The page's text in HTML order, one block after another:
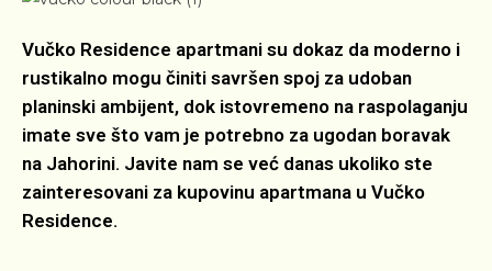
Vučko Residence apartmani su dokaz da moderno i
rustikalno mogu činiti savršen spoj za udoban
planinski ambijent, dok istovremeno na raspolaganju
imate sve što vam je potrebno za ugodan boravak
na Jahorini. Javite nam se već danas ukoliko ste
zainteresovani za kupovinu apartmana u Vučko
Residence.